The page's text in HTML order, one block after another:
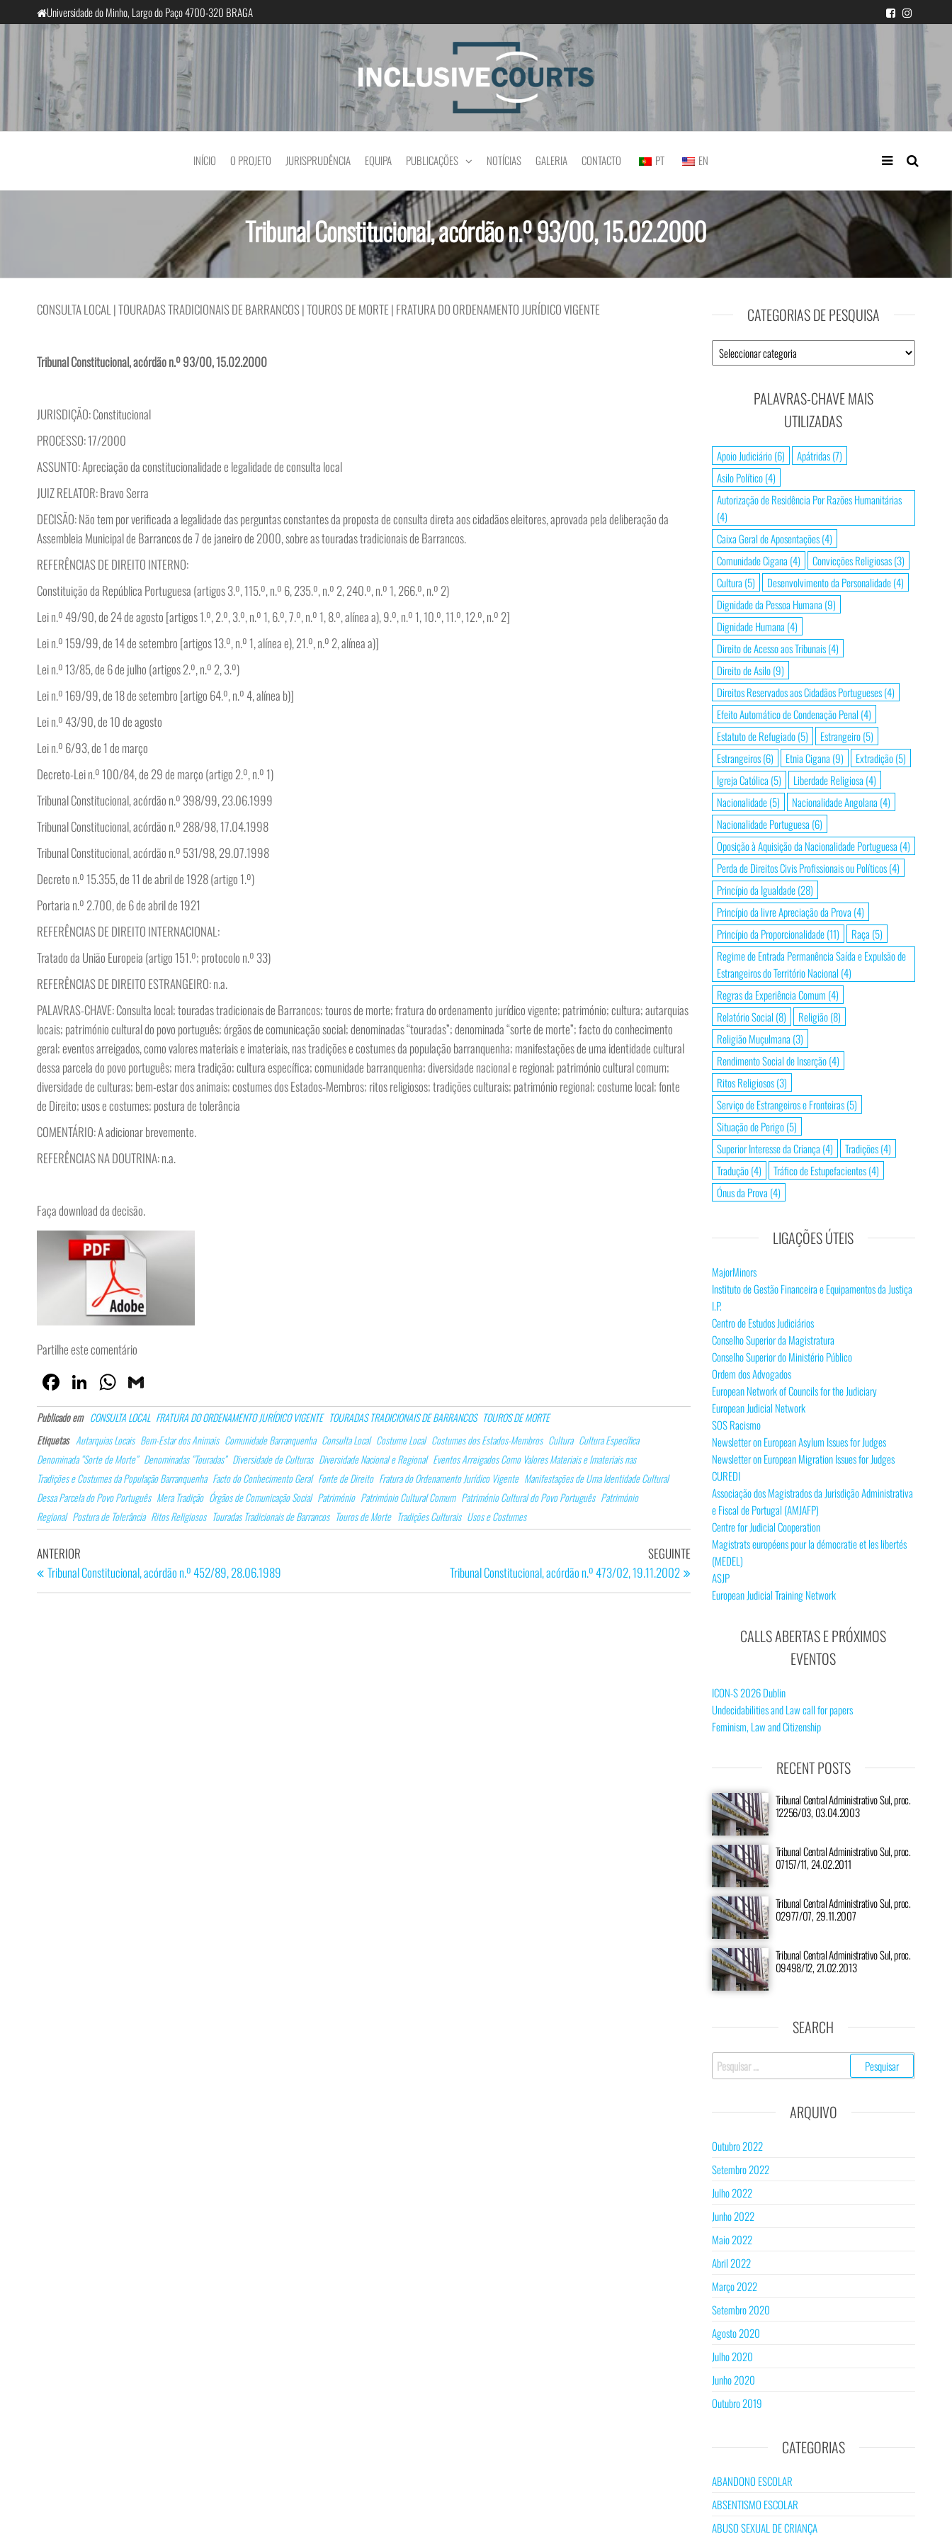
para
Universidade do Minho, Largo do Paço 4700-320 BRAGA
InclusiveCourts Igualdade e diferença cultural na prática judicial portuguesa
INÍCIO O PROJETO JURISPRUDÊNCIA EQUIPA PUBLICAÇÕES NOTÍCIAS GALERIA CONTACTO PT EN
Tribunal Constitucional, acórdão n.º 93/00, 15.02.2000
CONSULTA LOCAL | TOURADAS TRADICIONAIS DE BARRANCOS | TOUROS DE MORTE | FRATURA DO ORDENAMENTO JURÍDICO VIGENTE
Tribunal Constitucional, acórdão n.º 93/00, 15.02.2000
JURISDIÇÃO: Constitucional
PROCESSO: 17/2000
ASSUNTO: Apreciação da constitucionalidade e legalidade de consulta local
JUIZ RELATOR: Bravo Serra
DECISÃO: Não tem por verificada a legalidade das perguntas constantes da proposta de consulta direta aos cidadãos eleitores, aprovada pela deliberação da
Assembleia Municipal de Barrancos de 7 de janeiro de 2000, sobre as touradas tradicionais de Barrancos.
REFERÊNCIAS DE DIREITO INTERNO:
Constituição da República Portuguesa (artigos 3.º, 115.º, n.º 6, 235.º, n.º 2, 240.º, n.º 1, 266.º, n.º 2)
Lei n.º 49/90, de 24 de agosto [artigos 1.º, 2.º, 3.º, n.º 1, 6.º, 7.º, n.º 1, 8.º, alínea a), 9.º, n.º 1, 10.º, 11.º, 12.º, n.º 2]
Lei n.º 159/99, de 14 de setembro [artigos 13.º, n.º 1, alínea e), 21.º, n.º 2, alínea a)]
Lei n.º 13/85, de 6 de julho (artigos 2.º, n.º 2, 3.º)
Lei n.º 169/99, de 18 de setembro [artigo 64.º, n.º 4, alínea b)]
Lei n.º 43/90, de 10 de agosto
Lei n.º 6/93, de 1 de março
Decreto-Lei n.º 100/84, de 29 de março (artigo 2.º, n.º 1)
Tribunal Constitucional, acórdão n.º 398/99, 23.06.1999
Tribunal Constitucional, acórdão n.º 288/98, 17.04.1998
Tribunal Constitucional, acórdão n.º 531/98, 29.07.1998
Decreto n.º 15.355, de 11 de abril de 1928 (artigo 1.º)
Portaria n.º 2.700, de 6 de abril de 1921
REFERÊNCIAS DE DIREITO INTERNACIONAL:
Tratado da União Europeia (artigo 151.º; protocolo n.º 33)
REFERÊNCIAS DE DIREITO ESTRANGEIRO: n.a.
PALAVRAS-CHAVE: Consulta local; touradas tradicionais de Barrancos; touros de morte; fratura do ordenamento jurídico vigente; património; cultura; autarquias
locais; património cultural do povo português; órgãos de comunicação social; denominadas “touradas”; denominada “sorte de morte”; facto do conhecimento
geral; eventos arreigados, como valores materiais e imateriais, nas tradições e costumes da população barranquenha; manifestações de uma identidade cultural
dessa parcela do povo português; mera tradição; cultura específica; comunidade barranquenha; diversidade nacional e regional; património cultural comum;
diversidade de culturas; bem-estar dos animais; costumes dos Estados-Membros; ritos religiosos; tradições culturais; património regional; costume local; fonte
de Direito; usos e costumes; postura de tolerância
COMENTÁRIO: A adicionar brevemente.
REFERÊNCIAS NA DOUTRINA: n.a.
Faça download da decisão.
Partilhe este comentário
Fa
ce
bo
ok
Lin
ke
dI
n
W
ha
ts
Ap
p
m
ail
Publicado em CONSULTA LOCAL FRATURA DO ORDENAMENTO JURÍDICO VIGENTE TOURADAS TRADICIONAIS DE BARRANCOS TOUROS DE MORTE
Etiquetas Autarquias Locais Bem-Estar dos Animais Comunidade Barranquenha Consulta Local Costume Local Costumes dos Estados-Membros Cultura Cultura Específica
Denominada “Sorte de Morte” Denominadas “Touradas” Diversidade de Culturas Diversidade Nacional e Regional Eventos Arreigados Como Valores Materiais e Imateriais nas
Tradições e Costumes da População Barranquenha Facto do Conhecimento Geral Fonte de Direito Fratura do Ordenamento Jurídico Vigente Manifestações de Uma Identidade Cultural
Dessa Parcela do Povo Português Mera Tradição Órgãos de Comunicação Social Património Património Cultural Comum Património Cultural do Povo Português Património
Regional Postura de Tolerância Ritos Religiosos Touradas Tradicionais de Barrancos Touros de Morte Tradições Culturais Usos e Costumes
Navegação
de
artigos
Artigo
anterior
ANTERIOR
Tribunal Constitucional, acórdão n.º 452/89, 28.06.1989
Artigo
seguinte
SEGUINTE
Tribunal Constitucional, acórdão n.º 473/02, 19.11.2002
CATEGORIAS DE PESQUISA
Categorias
de
PALAVRAS-CHAVE MAIS
UTILIZADAS
Apoio Judiciário(6) Apátridas(7)
Asilo Político(4)
Autorização de Residência Por Razões Humanitárias
(4)
Caixa Geral de Aposentações(4)
Comunidade Cigana (4) Convicções Religiosas(3)
Cultura (5) Desenvolvimento da Personalidade(4)
Dignidade da Pessoa Humana (9)
Dignidade Humana (4)
Direito de Acesso aos Tribunais(4)
Direito de Asilo(9)
Direitos Reservados aos Cidadãos Portugueses(4)
Efeito Automático de Condenação Penal (4)
Estatuto de Refugiado(5) Estrangeiro(5)
Estrangeiros(6) Etnia Cigana (9) Extradição(5)
Igreja Católica (5) Liberdade Religiosa (4)
Nacionalidade(5) Nacionalidade Angolana (4)
Nacionalidade Portuguesa (6)
Oposição à Aquisição da Nacionalidade Portuguesa (4)
Perda de Direitos Civis Profissionais ou Políticos(4)
Princípio da Igualdade(28)
Princípio da livre Apreciação da Prova (4)
Princípio da Proporcionalidade(11) Raça (5)
Regime de Entrada Permanência Saída e Expulsão de
Estrangeiros do Território Nacional (4)
Regras da Experiência Comum (4)
Relatório Social (8) Religião(8)
Religião Muçulmana (3)
Rendimento Social de Inserção(4)
Ritos Religiosos(3)
Serviço de Estrangeiros e Fronteiras(5)
Situação de Perigo(5)
Superior Interesse da Criança (4) Tradições(4)
Tradução(4) Tráfico de Estupefacientes(4)
Ónus da Prova (4)
LIGAÇÕES ÚTEIS
MajorMinors
Instituto de Gestão Financeira e Equipamentos da Justiça
I.P.
Centro de Estudos Judiciários
Conselho Superior da Magistratura
Conselho Superior do Ministério Público
Ordem dos Advogados
European Network of Councils for the Judiciary
European Judicial Network
SOS Racismo
Newsletter on European Asylum Issues for Judges
Newsletter on European Migration Issues for Judges
CUREDI
Associação dos Magistrados da Jurisdição Administrativa
e Fiscal de Portugal (AMJAFP)
Centre for Judicial Cooperation
Magistrats européens pour la démocratie et les libertés
(MEDEL)
ASJP
European Judicial Training Network
CALLS ABERTAS E PRÓXIMOS
EVENTOS
ICON-S 2026 Dublin
Undecidabilities and Law call for papers
Feminism, Law and Citizenship
RECENT POSTS
Tribunal Central Administrativo Sul, proc.
12256/03, 03.04.2003
Tribunal Central Administrativo Sul, proc.
07157/11, 24.02.2011
Tribunal Central Administrativo Sul, proc.
02977/07, 29.11.2007
Tribunal Central Administrativo Sul, proc.
09498/12, 21.02.2013
SEARCH
Pesquisar
por:
ARQUIVO
Outubro 2022
Setembro 2022
Julho 2022
Junho 2022
Maio 2022
Abril 2022
Março 2022
Setembro 2020
Agosto 2020
Julho 2020
Junho 2020
Outubro 2019
CATEGORIAS
ABANDONO ESCOLAR
ABSENTISMO ESCOLAR
ABUSO SEXUAL DE CRIANÇA